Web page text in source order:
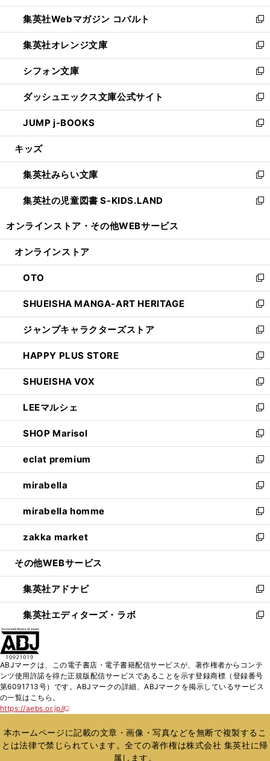
開
く
ウ
で
開
く
ン
ド
ウ
で
開
く
ウ
ィ
ン
ド
ウ
で
開
く
集英社Webマガジン コバルト
新
し
い
ウ
ィ
ン
ド
ウ
で
開
集英社オレンジ文庫
新
し
い
ウ
ィ
ン
ド
ウ
開
く
シフォン文庫
新
し
い
ウ
ィ
ン
ウ
で
開
く
ダッシュエックス文庫公式サイト
新
し
い
ウ
ン
ド
ウ
で
JUMP j-BOOKS
新
し
ウ
ィ
ン
ド
開
キッズ
集英社みらい文庫
新
し
い
ン
ウ
で
開
く
集英社の児童図書 S-KIDS.LAND
新
ウ
ン
ド
ウ
で
開
く
オンラインストア・ その他WEBサービス
オンラインストア
OTO
新
し
い
ウ
ィ
ン
ド
ウ
で
開
く
SHUEISHA MANGA-ART HERITAGE
新
し
い
ウ
ィ
ン
ド
ウ
で
開
く
ジャンプキャラクターズストア
新
し
い
ウ
ィ
ン
ド
ウ
で
開
く
HAPPY PLUS STORE
新
し
い
ウ
ィ
ン
ド
ウ
で
開
く
SHUEISHA VOX
新
し
い
ウ
ィ
ン
ド
ウ
で
開
く
LEEマルシェ
新
し
い
ウ
ィ
ン
ド
ウ
で
開
く
SHOP Marisol
新
し
い
ウ
ィ
ン
ド
ウ
で
開
eclat premium
新
し
い
ウ
ィ
ン
ド
ウ
開
く
mirabella
新
し
い
ウ
ィ
ン
ウ
で
開
く
mirabella homme
新
し
い
ウ
ン
ド
ウ
で
zakka market
新
し
ウ
ィ
ン
ド
く
その他WEBサービス
集英社アドナビ
新
し
い
ド
ウ
で
集英社エディターズ・ラボ
新
ィ
ン
ド
開
く
ABJマークは、この電子書店・電子書籍配信サービスが、著作権者からコンテ
ンツ使用許諾を得た正規版配信サービスであることを示す登録商標（登録番号
第6091713号）です。ABJマークの詳細、ABJマークを掲示しているサービス
の一覧はこちら。
https://aebs.or.jp/
新
い
ウ
ィ
本ホームページに記載の文章・画像・写真などを無断で複製するこ
とは法律で禁じられています。全ての著作権は株式会社 集英社に帰
属します。